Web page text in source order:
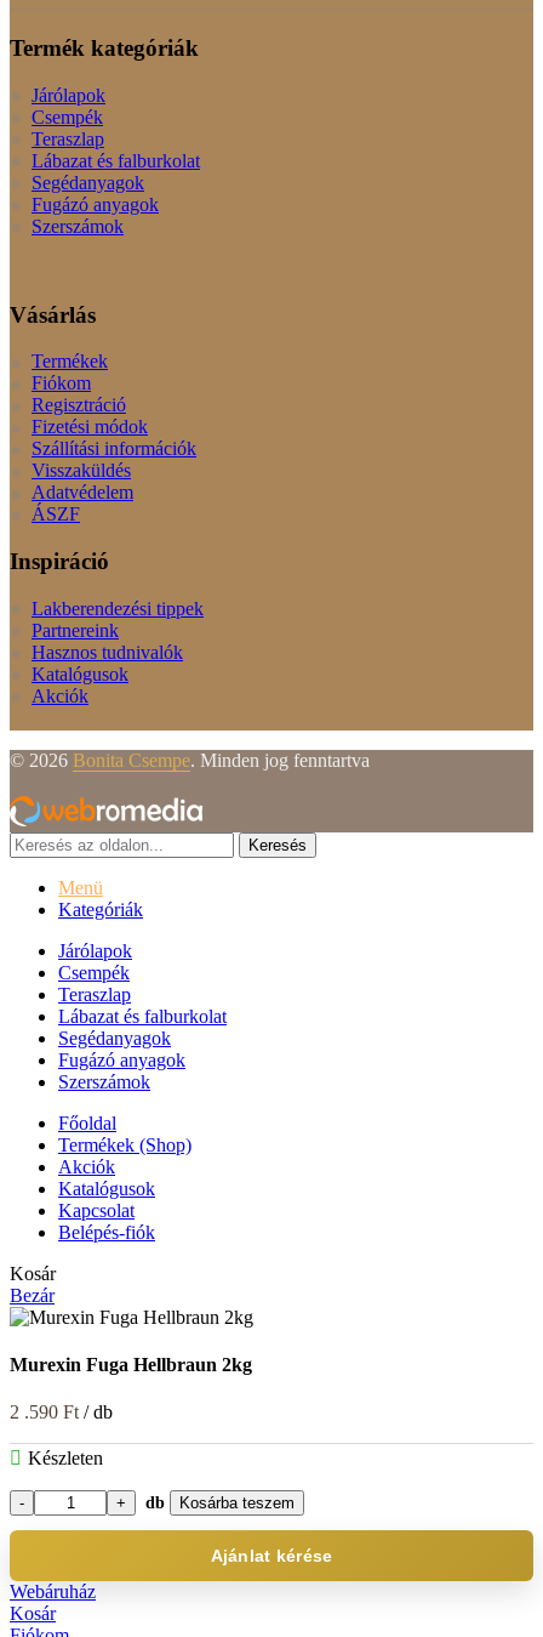
Termék kategóriák
Járólapok
Csempék
Teraszlap
Lábazat és falburkolat
Segédanyagok
Fugázó anyagok
Szerszámok
Vásárlás
Termékek
Fiókom
Regisztráció
Fizetési módok
Szállítási információk
Visszaküldés
Adatvédelem
ÁSZF
Inspiráció
Lakberendezési tippek
Partnereink
Hasznos tudnivalók
Katalógusok
Akciók
© 2026 Bonita Csempe. Minden jog fenntartva
Keresés
Menü
Kategóriák
Járólapok
Csempék
Teraszlap
Lábazat és falburkolat
Segédanyagok
Fugázó anyagok
Szerszámok
Főoldal
Termékek (Shop)
Akciók
Katalógusok
Kapcsolat
Belépés-fiók
Kosár
Bezár
Murexin Fuga Hellbraun 2kg
2 .590 Ft / db
Készleten
Murexin
Fuga
2kg
mennyiség
db Kosárba teszem
Ajánlat kérése
Webáruház
Kosár